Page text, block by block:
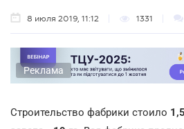
8 июля 2019, 11:12 1331
Реклама
Строительство фабрики стоило